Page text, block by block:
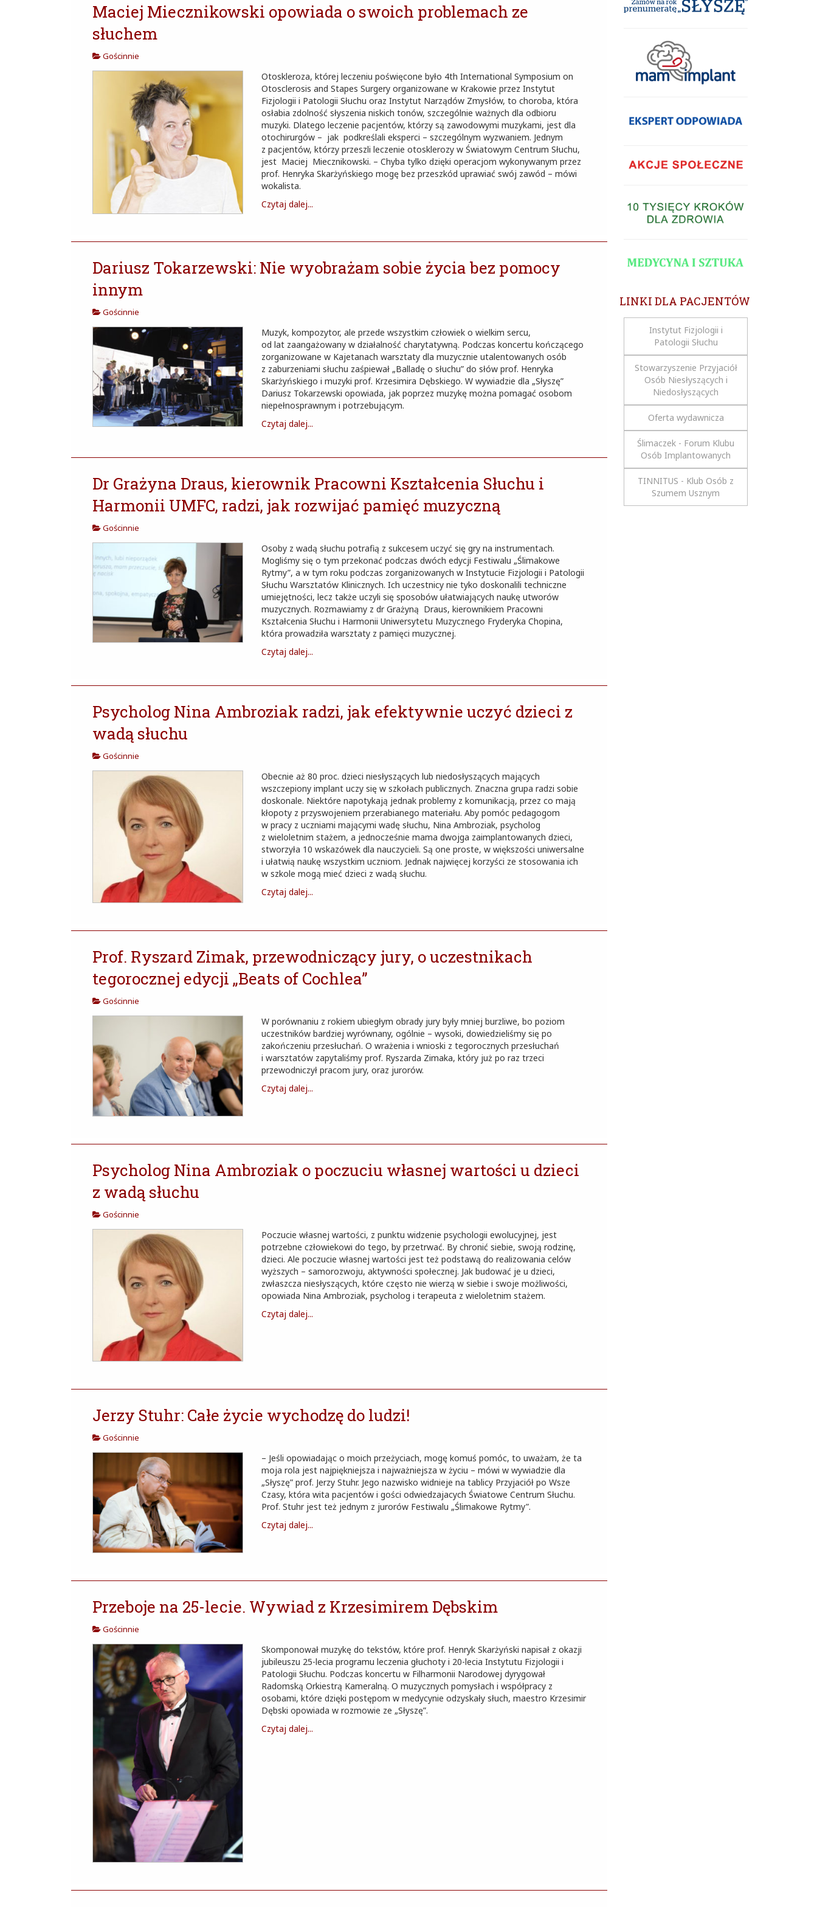
Maciej Miecznikowski opowiada o swoich problemach ze
słuchem
Gościnnie
Otoskleroza, której leczeniu poświęcone było 4th International Symposium on
Otosclerosis and Stapes Surgery organizowane w Krakowie przez Instytut
Fizjologii i Patologii Słuchu oraz Instytut Narządów Zmysłów, to choroba, która
osłabia zdolność słyszenia niskich tonów, szczególnie ważnych dla odbioru
muzyki. Dlatego leczenie pacjentów, którzy są zawodowymi muzykami, jest dla
otochirurgów – jak podkreślali eksperci – szczególnym wyzwaniem. Jednym
z pacjentów, którzy przeszli leczenie otosklerozy w Światowym Centrum Słuchu,
jest Maciej Miecznikowski. – Chyba tylko dzięki operacjom wykonywanym przez
prof. Henryka Skarżyńskiego mogę bez przeszkód uprawiać swój zawód – mówi
wokalista.
Czytaj dalej...
Dariusz Tokarzewski: Nie wyobrażam sobie życia bez pomocy
innym
Gościnnie
Muzyk, kompozytor, ale przede wszystkim człowiek o wielkim sercu,
od lat zaangażowany w działalność charytatywną. Podczas koncertu kończącego
zorganizowane w Kajetanach warsztaty dla muzycznie utalentowanych osób
z zaburzeniami słuchu zaśpiewał „Balladę o słuchu” do słów prof. Henryka
Skarżyńskiego i muzyki prof. Krzesimira Dębskiego. W wywiadzie dla „Słyszę”
Dariusz Tokarzewski opowiada, jak poprzez muzykę można pomagać osobom
niepełnosprawnym i potrzebującym.
Czytaj dalej...
Dr Grażyna Draus, kierownik Pracowni Kształcenia Słuchu i
Harmonii UMFC, radzi, jak rozwijać pamięć muzyczną
Gościnnie
Osoby z wadą słuchu potrafią z sukcesem uczyć się gry na instrumentach.
Mogliśmy się o tym przekonać podczas dwóch edycji Festiwalu „Ślimakowe
Rytmy”, a w tym roku podczas zorganizowanych w Instytucie Fizjologii i Patologii
Słuchu Warsztatów Klinicznych. Ich uczestnicy nie tyko doskonalili techniczne
umiejętności, lecz także uczyli się sposobów ułatwiających naukę utworów
muzycznych. Rozmawiamy z dr Grażyną Draus, kierownikiem Pracowni
Kształcenia Słuchu i Harmonii Uniwersytetu Muzycznego Fryderyka Chopina,
która prowadziła warsztaty z pamięci muzycznej.
Czytaj dalej...
Psycholog Nina Ambroziak radzi, jak efektywnie uczyć dzieci z
wadą słuchu
Gościnnie
Obecnie aż 80 proc. dzieci niesłyszących lub niedosłyszących mających
wszczepiony implant uczy się w szkołach publicznych. Znaczna grupa radzi sobie
doskonale. Niektóre napotykają jednak problemy z komunikacją, przez co mają
kłopoty z przyswojeniem przerabianego materiału. Aby pomóc pedagogom
w pracy z uczniami mającymi wadę słuchu, Nina Ambroziak, psycholog
z wieloletnim stażem, a jednocześnie mama dwojga zaimplantowanych dzieci,
stworzyła 10 wskazówek dla nauczycieli. Są one proste, w większości uniwersalne
i ułatwią naukę wszystkim uczniom. Jednak najwięcej korzyści ze stosowania ich
w szkole mogą mieć dzieci z wadą słuchu.
Czytaj dalej...
Prof. Ryszard Zimak, przewodniczący jury, o uczestnikach
tegorocznej edycji „Beats of Cochlea”
Gościnnie
W porównaniu z rokiem ubiegłym obrady jury były mniej burzliwe, bo poziom
uczestników bardziej wyrównany, ogólnie – wysoki, dowiedzieliśmy się po
zakończeniu przesłuchań. O wrażenia i wnioski z tegorocznych przesłuchań
i warsztatów zapytaliśmy prof. Ryszarda Zimaka, który już po raz trzeci
przewodniczył pracom jury, oraz jurorów.
Czytaj dalej...
Psycholog Nina Ambroziak o poczuciu własnej wartości u dzieci
z wadą słuchu
Gościnnie
Poczucie własnej wartości, z punktu widzenie psychologii ewolucyjnej, jest
potrzebne człowiekowi do tego, by przetrwać. By chronić siebie, swoją rodzinę,
dzieci. Ale poczucie własnej wartości jest też podstawą do realizowania celów
wyższych – samorozwoju, aktywności społecznej. Jak budować je u dzieci,
zwłaszcza niesłyszących, które często nie wierzą w siebie i swoje możliwości,
opowiada Nina Ambroziak, psycholog i terapeuta z wieloletnim stażem.
Czytaj dalej...
Jerzy Stuhr: Całe życie wychodzę do ludzi!
Gościnnie
– Jeśli opowiadając o moich przeżyciach, mogę komuś pomóc, to uważam, że ta
moja rola jest najpiękniejsza i najważniejsza w życiu – mówi w wywiadzie dla
„Słyszę” prof. Jerzy Stuhr. Jego nazwisko widnieje na tablicy Przyjaciół po Wsze
Czasy, która wita pacjentów i gości odwiedzajacych Światowe Centrum Słuchu.
Prof. Stuhr jest też jednym z jurorów Festiwalu „Ślimakowe Rytmy”.
Czytaj dalej...
Przeboje na 25-lecie. Wywiad z Krzesimirem Dębskim
Gościnnie
Skomponował muzykę do tekstów, które prof. Henryk Skarżyński napisał z okazji
jubileuszu 25-lecia programu leczenia głuchoty i 20-lecia Instytutu Fizjologii i
Patologii Słuchu. Podczas koncertu w Filharmonii Narodowej dyrygował
Radomską Orkiestrą Kameralną. O muzycznych pomysłach i współpracy z
osobami, które dzięki postępom w medycynie odzyskały słuch, maestro Krzesimir
Dębski opowiada w rozmowie ze „Słyszę”.
Czytaj dalej...
LINKI DLA PACJENTÓW
Instytut Fizjologii i
Patologii Słuchu
Stowarzyszenie Przyjaciół
Osób Niesłyszących i
Niedosłyszących
Oferta wydawnicza
Ślimaczek - Forum Klubu
Osób Implantowanych
TINNITUS - Klub Osób z
Szumem Usznym